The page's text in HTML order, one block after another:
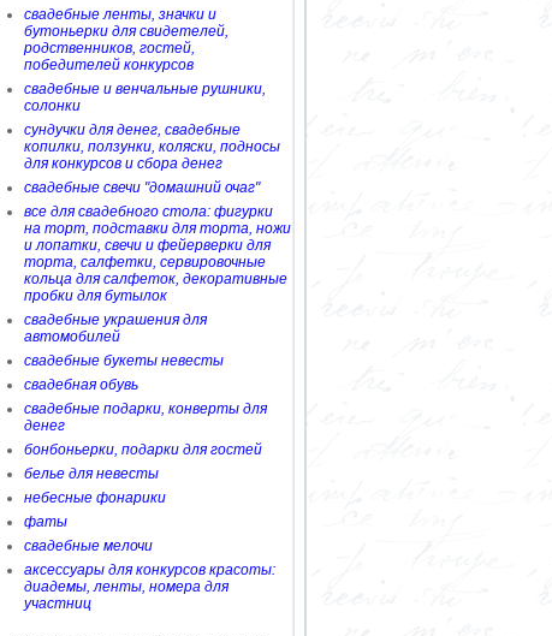
свадебные ленты, значки и
бутоньерки для свидетелей,
родственников, гостей,
победителей конкурсов
свадебные и венчальные рушники,
солонки
сундучки для денег, свадебные
копилки, ползунки, коляски, подносы
для конкурсов и сбора денег
свадебные свечи "домашний очаг"
все для свадебного стола: фигурки
на торт, подставки для торта, ножи
и лопатки, свечи и фейерверки для
торта, салфетки, сервировочные
кольца для салфеток, декоративные
пробки для бутылок
свадебные украшения для
автомобилей
свадебные букеты невесты
свадебная обувь
свадебные подарки, конверты для
денег
бонбоньерки, подарки для гостей
белье для невесты
небесные фонарики
фаты
свадебные мелочи
аксессуары для конкурсов красоты:
диадемы, ленты, номера для
участниц